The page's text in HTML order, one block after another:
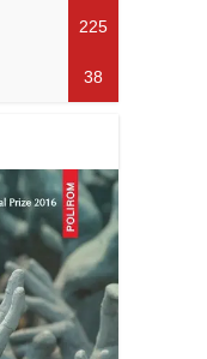
225
38